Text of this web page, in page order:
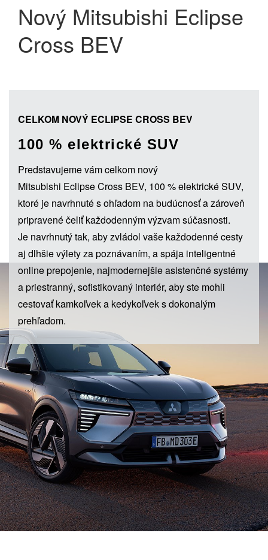
Nový Mitsubishi Eclipse
Cross BEV
CELKOM NOVÝ ECLIPSE CROSS BEV
100 % elektrické SUV
Predstavujeme vám celkom nový
Mitsubishi Eclipse Cross BEV, 100 % elektrické SUV,
ktoré je navrhnuté s ohľadom na budúcnosť a zároveň
pripravené čeliť každodenným výzvam súčasnosti.
Je navrhnutý tak, aby zvládol vaše každodenné cesty
aj dlhšie výlety za poznávaním, a spája inteligentné
online prepojenie, najmodernejšie asistenčné systémy
a priestranný, sofistikovaný interiér, aby ste mohli
cestovať kamkoľvek a kedykoľvek s dokonalým
prehľadom.